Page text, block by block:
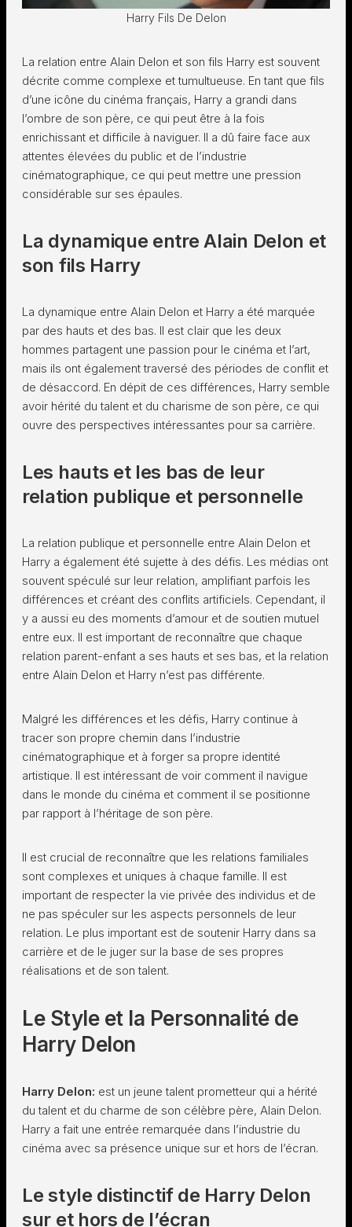
Harry Fils De Delon
La relation entre Alain Delon et son fils Harry est souvent
décrite comme complexe et tumultueuse. En tant que fils
d’une icône du cinéma français, Harry a grandi dans
l’ombre de son père, ce qui peut être à la fois
enrichissant et difficile à naviguer. Il a dû faire face aux
attentes élevées du public et de l’industrie
cinématographique, ce qui peut mettre une pression
considérable sur ses épaules.
La dynamique entre Alain Delon et
son fils Harry
La dynamique entre Alain Delon et Harry a été marquée
par des hauts et des bas. Il est clair que les deux
hommes partagent une passion pour le cinéma et l’art,
mais ils ont également traversé des périodes de conflit et
de désaccord. En dépit de ces différences, Harry semble
avoir hérité du talent et du charisme de son père, ce qui
ouvre des perspectives intéressantes pour sa carrière.
Les hauts et les bas de leur
relation publique et personnelle
La relation publique et personnelle entre Alain Delon et
Harry a également été sujette à des défis. Les médias ont
souvent spéculé sur leur relation, amplifiant parfois les
différences et créant des conflits artificiels. Cependant, il
y a aussi eu des moments d’amour et de soutien mutuel
entre eux. Il est important de reconnaître que chaque
relation parent-enfant a ses hauts et ses bas, et la relation
entre Alain Delon et Harry n’est pas différente.
Malgré les différences et les défis, Harry continue à
tracer son propre chemin dans l’industrie
cinématographique et à forger sa propre identité
artistique. Il est intéressant de voir comment il navigue
dans le monde du cinéma et comment il se positionne
par rapport à l’héritage de son père.
Il est crucial de reconnaître que les relations familiales
sont complexes et uniques à chaque famille. Il est
important de respecter la vie privée des individus et de
ne pas spéculer sur les aspects personnels de leur
relation. Le plus important est de soutenir Harry dans sa
carrière et de le juger sur la base de ses propres
réalisations et de son talent.
Le Style et la Personnalité de
Harry Delon
Harry Delon: est un jeune talent prometteur qui a hérité
du talent et du charme de son célèbre père, Alain Delon.
Harry a fait une entrée remarquée dans l’industrie du
cinéma avec sa présence unique sur et hors de l’écran.
Le style distinctif de Harry Delon
sur et hors de l’écran